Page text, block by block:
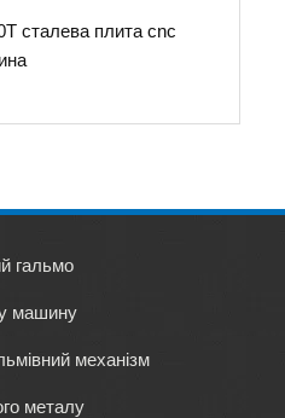
сталева плита cnc
гальмо
машину
механізм
металу